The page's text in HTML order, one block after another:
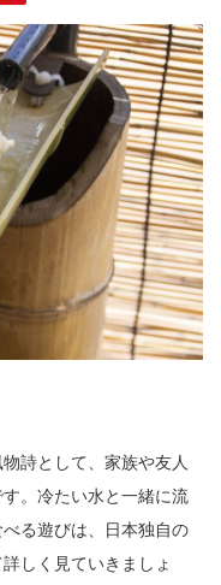
詩として、家族や友人
。冷たい水と一緒に流
る遊びは、日本独自の
しく見ていきましょ